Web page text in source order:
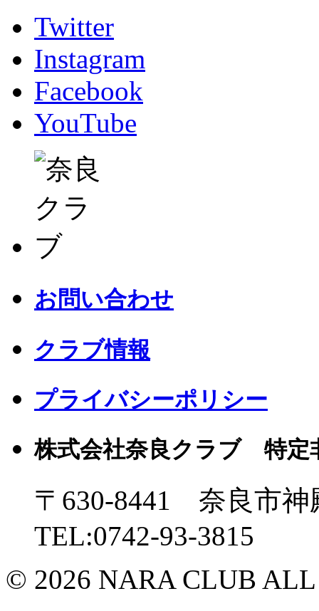
Twitter
Instagram
Facebook
YouTube
お問い合わせ
クラブ情報
プライバシーポリシー
株式会社奈良クラブ 特定
〒630-8441 奈良市
TEL:0742-93-3815
© 2026 NARA CLUB ALL